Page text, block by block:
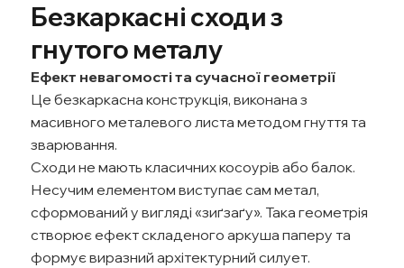
Безкаркасні сходи з
гнутого металу
Ефект невагомості та сучасної геометрії
Це безкаркасна конструкція, виконана з
масивного металевого листа методом гнуття та
зварювання.
Сходи не мають класичних косоурів або балок.
Несучим елементом виступає сам метал,
сформований у вигляді «зиґзаґу». Така геометрія
створює ефект складеного аркуша паперу та
формує виразний архітектурний силует.